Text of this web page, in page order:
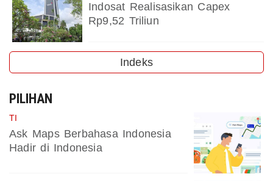
Indosat Realisasikan Capex
Rp9,52 Triliun
Indeks
PILIHAN
TI
Ask Maps Berbahasa Indonesia
Hadir di Indonesia